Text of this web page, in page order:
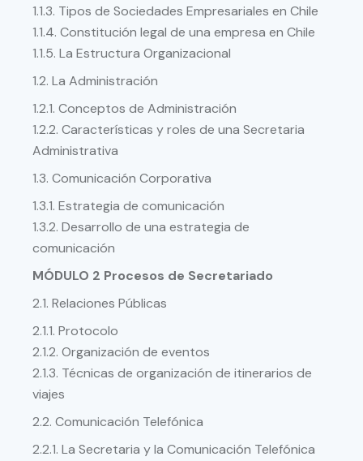
1.1.3. Tipos de Sociedades Empresariales en Chile
1.1.4. Constitución legal de una empresa en Chile
1.1.5. La Estructura Organizacional
1.2. La Administración
1.2.1. Conceptos de Administración
1.2.2. Características y roles de una Secretaria
Administrativa
1.3. Comunicación Corporativa
1.3.1. Estrategia de comunicación
1.3.2. Desarrollo de una estrategia de
comunicación
MÓDULO 2 Procesos de Secretariado
2.1. Relaciones Públicas
2.1.1. Protocolo
2.1.2. Organización de eventos
2.1.3. Técnicas de organización de itinerarios de
viajes
2.2. Comunicación Telefónica
2.2.1. La Secretaria y la Comunicación Telefónica